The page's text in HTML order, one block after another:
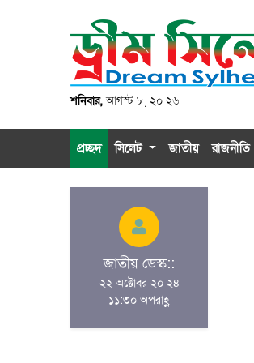
শনিবার,আগস্ট ৮, ২০ ২৬
প্রচ্ছদ সিলেট জাতীয় রাজনীতি
জাতীয় ডেস্ক::
২২ অক্টোবর ২০ ২৪
১১:৩০ অপরাহ্ণ